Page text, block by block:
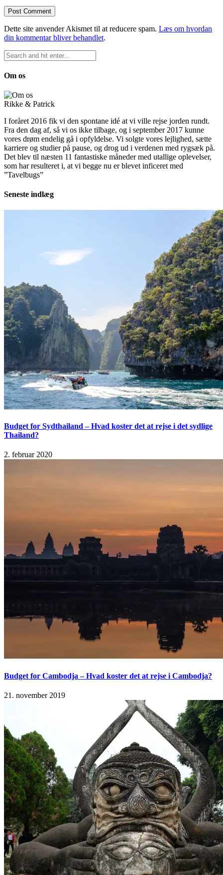
Dette site anvender Akismet til at reducere spam. Læs om hvordan
din kommentar bliver behandlet.
Om os
Rikke & Patrick
I foråret 2016 fik vi den spontane idé at vi ville rejse jorden rundt.
Fra den dag af, så vi os ikke tilbage, og i september 2017 kunne
vores drøm endelig gå i opfyldelse. Vi solgte vores lejlighed, sætte
karriere og studier på pause, og drog ud i verdenen med rygsæk på.
Det blev til næsten 11 fantastiske måneder med utallige oplevelser,
som har resulteret i, at vi begge nu er blevet inficeret med
”Tavelbugs”
Seneste indlæg
Budget for Sydthailand – Hvad koster det at rejse i det sydlige
Thailand?
2. februar 2020
Budget for Cambodja – Hvad koster det at rejse i Cambodja?
21. november 2019